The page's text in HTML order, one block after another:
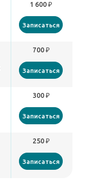
1 600 ₽
Записаться
700 ₽
Записаться
300 ₽
Записаться
250 ₽
Записаться